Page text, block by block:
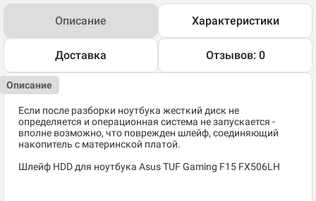
Описание Характеристики
Доставка Отзывов: 0
Описание
Если после разборки ноутбука жесткий диск не
определяется и операционная система не запускается -
вполне возможно, что поврежден шлейф, соединяющий
накопитель с материнской платой.
Шлейф HDD для ноутбука Asus TUF Gaming F15 FX506LH